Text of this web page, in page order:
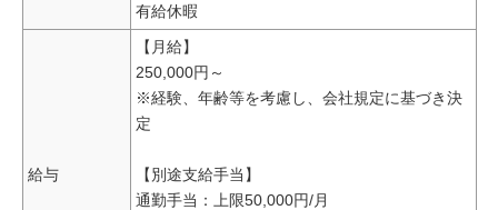
有給休暇
給与
【月給】
250,000円～
※経験、年齢等を考慮し、会社規定に基づき決
定
【別途支給手当】
通勤手当：上限50,000円/月